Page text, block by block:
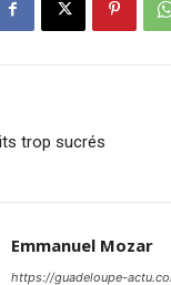
trop sucrés
Emmanuel Mozar
https://guadeloupe-